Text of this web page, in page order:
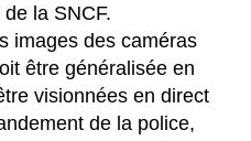
la SNCF.
images des caméras
être généralisée en
visionnées en direct
de la police,